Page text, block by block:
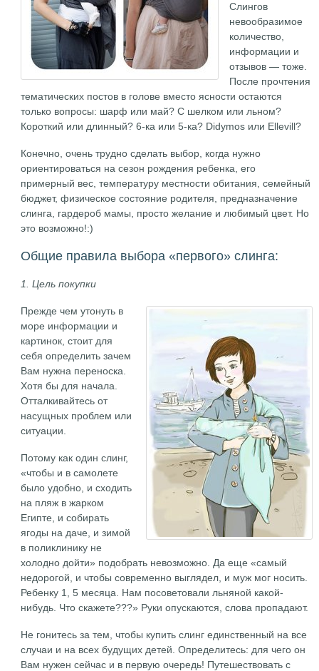
Слингов
невообразимое
количество,
информации и
отзывов — тоже.
После прочтения
тематических постов в голове вместо ясности остаются
только вопросы: шарф или май? С шелком или льном?
Короткий или длинный? 6-ка или 5-ка? Didymos или Ellevill?
Конечно, очень трудно сделать выбор, когда нужно
ориентироваться на сезон рождения ребенка, его
примерный вес, температуру местности обитания, семейный
бюджет, физическое состояние родителя, предназначение
слинга, гардероб мамы, просто желание и любимый цвет. Но
это возможно!:)
Общие правила выбора «первого» слинга:
1. Цель покупки
Прежде чем утонуть в
море информации и
картинок, стоит для
себя определить зачем
Вам нужна переноска.
Хотя бы для начала.
Отталкивайтесь от
насущных проблем или
ситуации.
Потому как один слинг,
«чтобы и в самолете
было удобно, и сходить
на пляж в жарком
Египте, и собирать
ягоды на даче, и зимой
в поликлинику не
холодно дойти» подобрать невозможно. Да еще «самый
недорогой, и чтобы современно выглядел, и муж мог носить.
Ребенку 1, 5 месяца. Нам посоветовали льняной какой-
нибудь. Что скажете???» Руки опускаются, слова пропадают.
Не гонитесь за тем, чтобы купить слинг единственный на все
случаи и на всех будущих детей. Определитесь: для чего он
Вам нужен сейчас и в первую очередь! Путешествовать с